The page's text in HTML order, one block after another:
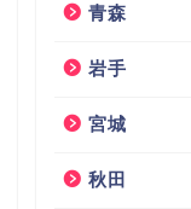
青森
岩手
宮城
秋田